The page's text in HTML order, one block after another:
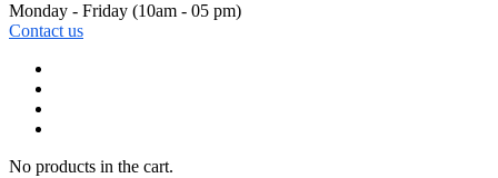
Monday - Friday (10am - 05 pm)
Contact us
No products in the cart.